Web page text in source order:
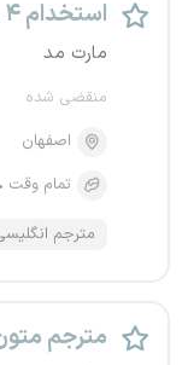
استخدام ۴ عنوان شغلی
مارت مد
منقضی شده
اصفهان
تمام وقت
مترجم
مترجم